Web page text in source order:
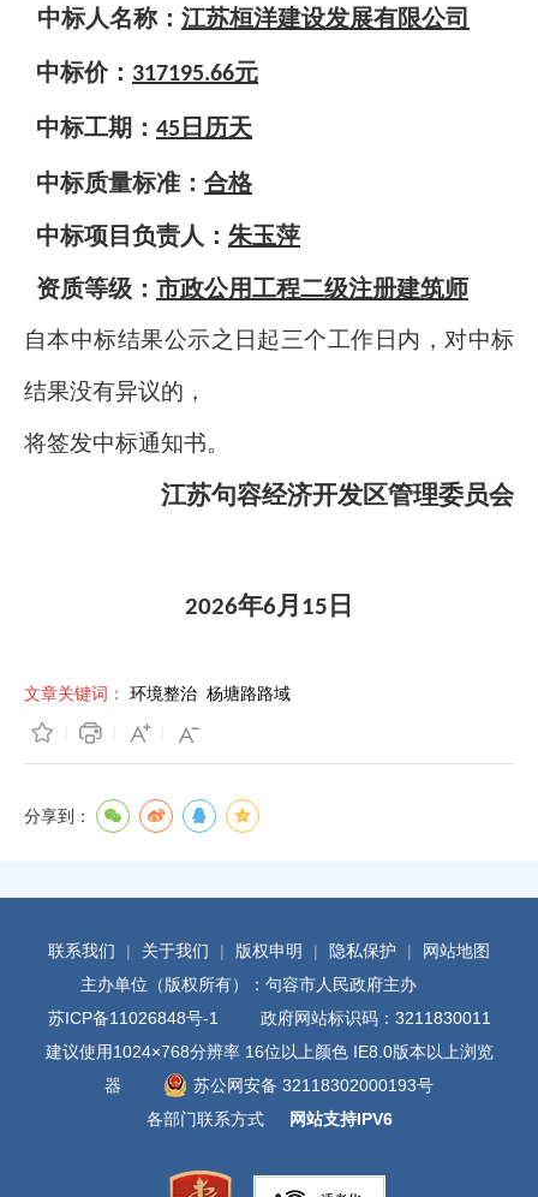
中标人名称： 江苏桓洋建设发展有限公司
中标价： 317195.66元
中标工期： 45 日历天
中标质量标准： 合格
中标项目负责人： 朱玉萍
资质等级： 市政公用工程二级注册建筑师
自本中标结果公示之日起三个工作日内，对中标
结果没有异议的，
将签发中标通知书。
江苏句容经济开发区管理委员会
2026年6月 15 日
文章关键词： 环境整治 杨塘路路域
分享到：
联系我们 | 关于我们 | 版权申明 | 隐私保护 |
网站地图
主办单位（版权所有）：句容市人民政府主办
苏ICP备11026848号-1
政府网站标识码：3211830011
建议使用1024×768分辨率 16位以上颜色 IE8.0版本以上浏览
器
苏公网安备 32118302000193号
各部门联系方式
网站支持IPV6